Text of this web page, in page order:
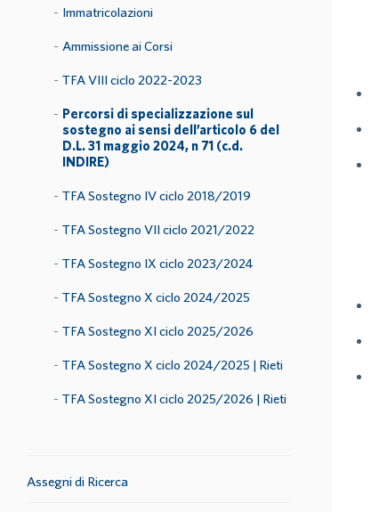
Immatricolazioni
Ammissione ai Corsi
TFA VIII ciclo 2022-2023
Percorsi di specializzazione sul
sostegno ai sensi dell’articolo 6 del
D.L. 31 maggio 2024, n 71 (c.d.
INDIRE)
TFA Sostegno IV ciclo 2018/2019
TFA Sostegno VII ciclo 2021/2022
TFA Sostegno IX ciclo 2023/2024
TFA Sostegno X ciclo 2024/2025
TFA Sostegno XI ciclo 2025/2026
TFA Sostegno X ciclo 2024/2025 | Rieti
TFA Sostegno XI ciclo 2025/2026 | Rieti
Assegni di Ricerca